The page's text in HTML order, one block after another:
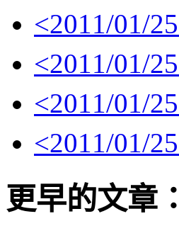
<2011/01/25
<2011/01/25
<2011/01/25
<2011/01/25
更早的文章：